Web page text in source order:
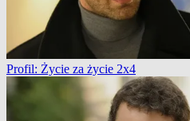
Profil: Życie za życie 2x4